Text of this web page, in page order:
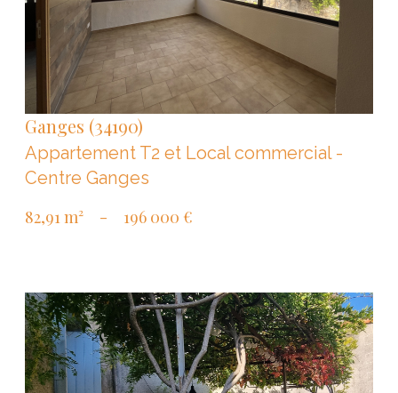
Ganges (34190)
Appartement T2 et Local commercial -
Centre Ganges
82,91 m²
- 196 000 €